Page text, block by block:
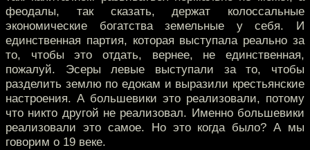
феодалы, так сказать, держат колоссальные
экономические богатства земельные у себя. И
единственная партия, которая выступала реально за
то, чтобы это отдать, вернее, не единственная,
пожалуй. Эсеры левые выступали за то, чтобы
разделить землю по едокам и выразили крестьянские
настроения. А большевики это реализовали, потому
что никто другой не реализовал. Именно большевики
реализовали это самое. Но это когда было? А мы
говорим о 19 веке.